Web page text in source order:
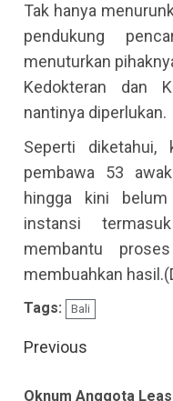
Tak hanya
pendukung
menuturkan
Kedokteran dan
nantinya diperlukan.
Seperti diketahui,
pembawa 53
hingga kini
instansi
membantu
membuahkan
Tags: Bali
Continue
Previous
Oknum Anggota